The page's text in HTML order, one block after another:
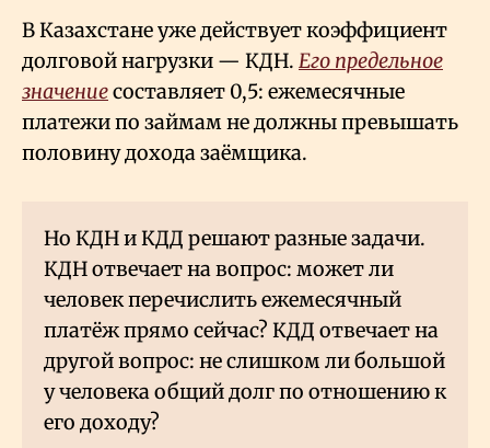
В Казахстане уже действует коэффициент
долговой нагрузки — КДН. Его предельное
значениесоставляет 0,5: ежемесячные
платежи по займам не должны превышать
половину дохода заёмщика.
Но КДН и КДД решают разные задачи.
КДН отвечает на вопрос: может ли
человек перечислить ежемесячный
платёж прямо сейчас? КДД отвечает на
другой вопрос: не слишком ли большой
у человека общий долг по отношению к
его доходу?